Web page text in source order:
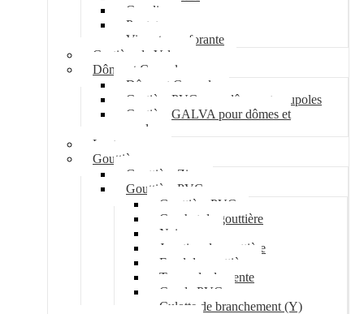
Cavalier
Pontet
Vis auto-perforante
Costière de Velux
Dôme et Coupole
Dôme et Coupole
Costière PVC pour dômes et coupoles
Costière GALVA pour dômes et
coupoles
Lanterneau
Gouttière
Gouttière Zinc
Gouttière PVC
Gouttière PVC
Crochet de gouttière
Naissance
Jonction de gouttière
Fond de gouttière
Tuyau de descente
Coude PVC
Culotte de branchement (Y)